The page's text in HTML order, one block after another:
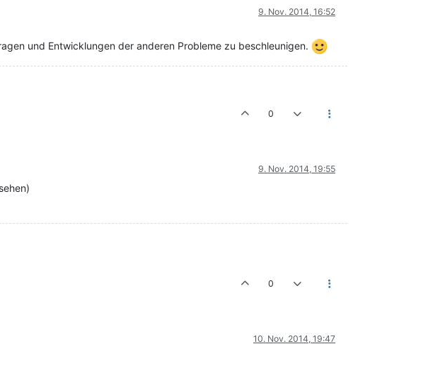
9. Nov. 2014, 16:52
und Entwicklungen der anderen Probleme zu beschleunigen.
0
9. Nov. 2014, 19:55
0
10. Nov. 2014, 19:47